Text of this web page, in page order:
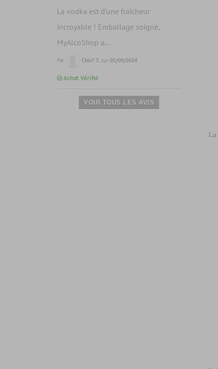
La vodka est d’une fraîcheur
incroyable ! Emballage soigné,
MyAlcoShop a...
Par Chlo? T. sur 05/09/2024
Achat Vérifié
VOIR TOUS LES AVIS